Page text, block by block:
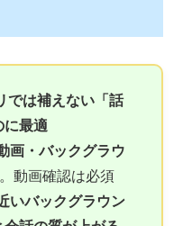
では補えない「話
に最適
画・バックグラウ
。動画確認は必須
いバックグラウン